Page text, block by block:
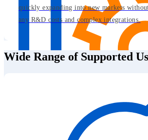
quickly expanding into new markets
any R&D costs and complex integrations.
Wide Range of Supported